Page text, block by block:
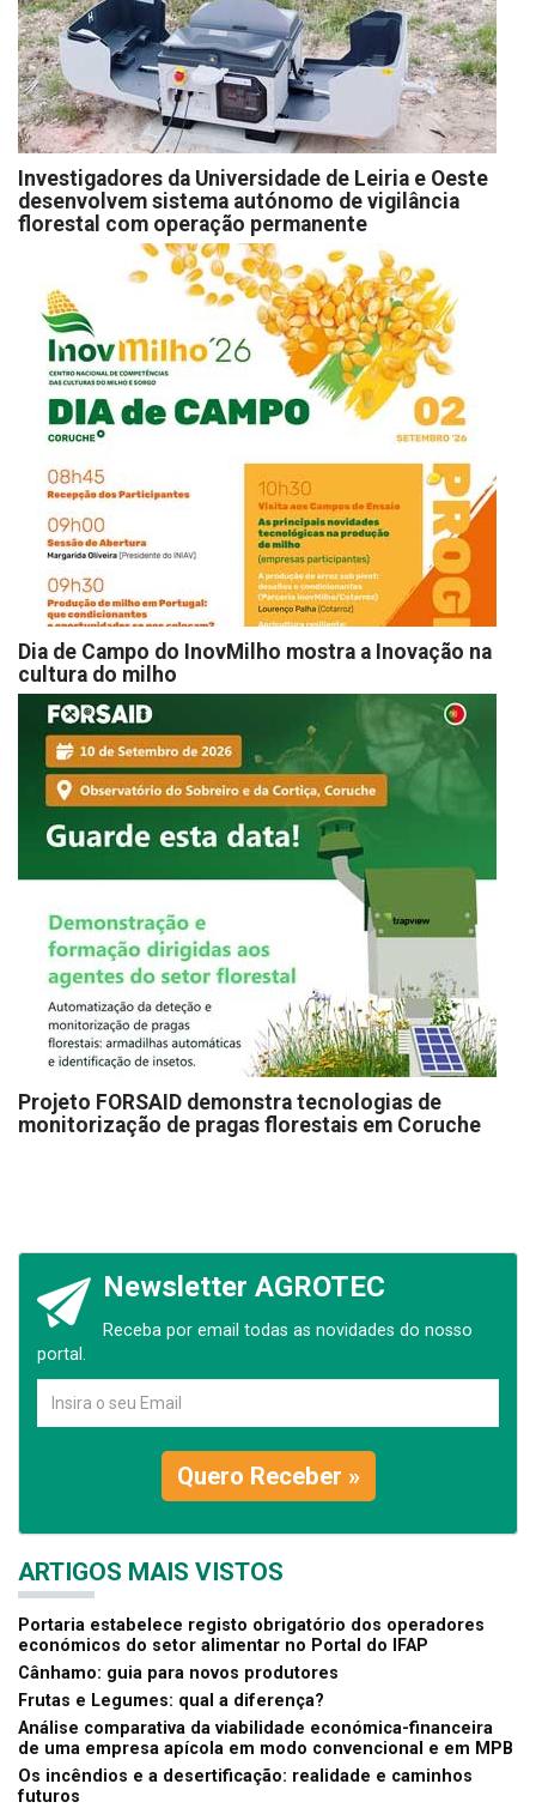
Investigadores da Universidade de Leiria e Oeste
desenvolvem sistema autónomo de vigilância
florestal com operação permanente
Dia de Campo do InovMilho mostra a Inovação na
cultura do milho
Projeto FORSAID demonstra tecnologias de
monitorização de pragas florestais em Coruche
Newsletter AGROTEC
Receba por email todas as novidades do nosso
portal.
Quero Receber »
ARTIGOS MAIS VISTOS
Portaria estabelece registo obrigatório dos operadores
económicos do setor alimentar no Portal do IFAP
Cânhamo: guia para novos produtores
Frutas e Legumes: qual a diferença?
Análise comparativa da viabilidade económica-financeira
de uma empresa apícola em modo convencional e em MPB
Os incêndios e a desertificação: realidade e caminhos
futuros